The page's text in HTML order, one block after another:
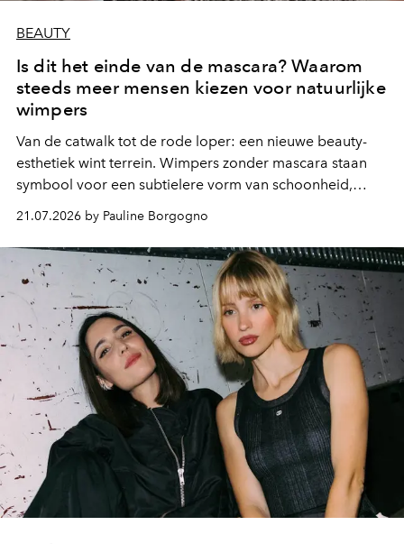
BEAUTY
Is dit het einde van de mascara? Waarom
steeds meer mensen kiezen voor natuurlijke
wimpers
Van de catwalk tot de rode loper: een nieuwe beauty-
esthetiek wint terrein. Wimpers zonder mascara staan
symbool voor een subtielere vorm van schoonheid,
waarin zelfvertrouwen belangrijker is dan een overvloed
aan make-up.
21.07.2026 by Pauline Borgogno